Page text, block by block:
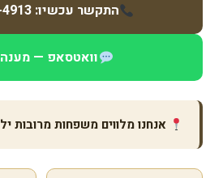
התקשר עכשיו: 052-449-4913
וואטסאפ —
אנחנו מלווים משפחות מרובות